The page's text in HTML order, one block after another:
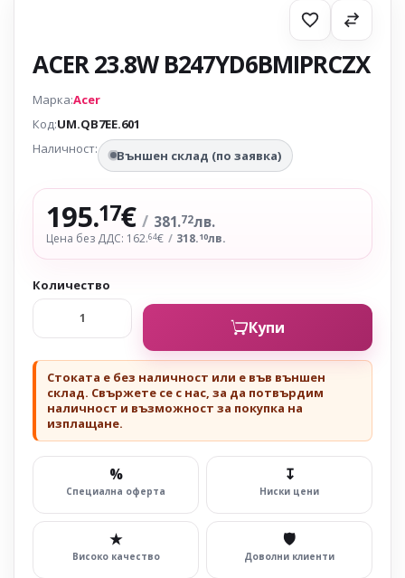
ACER 23.8W B247YD6BMIPRCZX
Марка:Acer
Код:UM.QB7EE.601
Наличност:
Външен склад (по заявка)
195.17€ / 381.72лв.
Цена без ДДС: 162.64€ / 318.10лв.
Количество
Купи
Стоката е без наличност или е във външен
склад. Свържете се с нас, за да потвърдим
наличност и възможност за покупка на
изплащане.
%
Специална оферта
↧
Ниски цени
★
Високо качество
🛡
Доволни клиенти